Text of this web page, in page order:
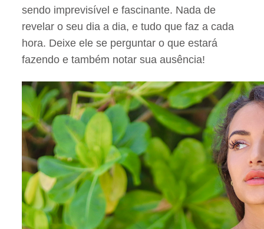
sendo imprevisível e fascinante. Nada de
revelar o seu dia a dia, e tudo que faz a cada
hora. Deixe ele se perguntar o que estará
fazendo e também notar sua ausência!